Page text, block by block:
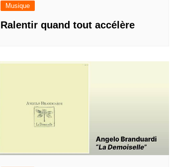
Musique
Ralentir quand tout accélère